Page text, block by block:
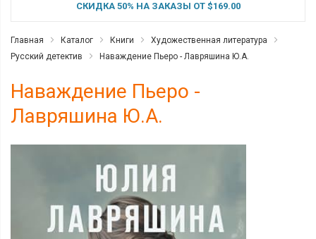
СКИДКА 50% НА ЗАКАЗЫ ОТ $169.00
Главная Каталог Книги
Художественная литература
Русский детектив
Наваждение Пьеро - Лавряшина Ю.А.
Наваждение Пьеро -
Лавряшина Ю.А.